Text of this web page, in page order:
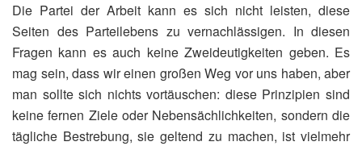
Die Partei der Arbeit kann es sich nicht leisten, diese
Seiten des Parteilebens zu vernachlässigen. In diesen
Fragen kann es auch keine Zweideutigkeiten geben. Es
mag sein, dass wir einen großen Weg vor uns haben, aber
man sollte sich nichts vortäuschen: diese Prinzipien sind
keine fernen Ziele oder Nebensächlichkeiten, sondern die
tägliche Bestrebung, sie geltend zu machen, ist vielmehr